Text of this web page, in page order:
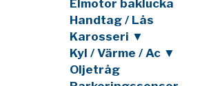
Elmotor baklucka
Handtag / Lås
Karosseri ▼
Kyl / Värme / Ac ▼
Oljetråg